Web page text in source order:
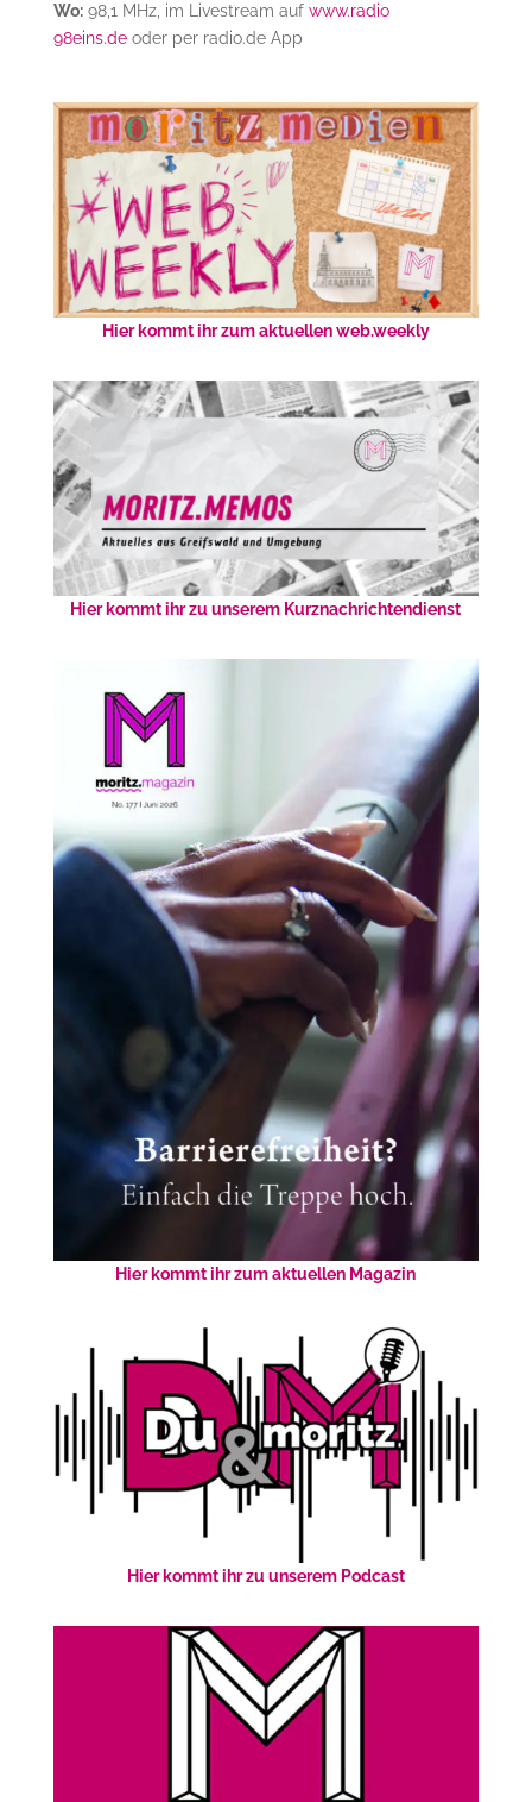
Wo:98,1 MHz, im Livestream auf www.radio
98eins.deoder per radio.de App
Hier kommt ihr zum aktuellen web.weekly
Hier kommt ihr zu unserem Kurznachrichtendienst
Hier kommt ihr zum aktuellen Magazin
Hier kommt ihr zu unserem Podcast